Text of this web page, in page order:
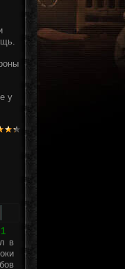
у
в